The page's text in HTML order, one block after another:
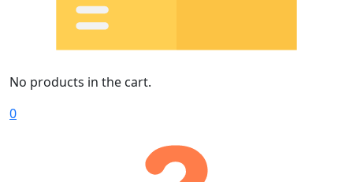
No products in the cart.
0